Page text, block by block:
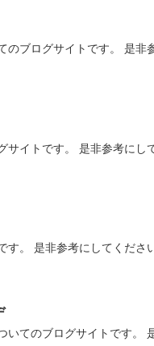
ブログサイトです。 是非
イトです。 是非参考にし
。 是非参考にしてくださ
てのブログサイトです。